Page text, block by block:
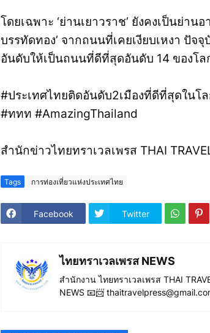
โดยเฉพาะ ‘ย่านเยาวราช’ ยังคงเป็นย่า
บรรทัดทอง’ จากถนนที่เคยเงียบเหงา ปั
อันดับให้เป็นถนนที่ดีที่สุดอันดับ 14 ของโล
#ประเทศไทยติดอันดับ2เมืองที่ดีที่สุดในโ
#ททท #AmazingThailand
สำนักข่าวไทยทราเวลเพรส THAI
Tags การท่องเที่ยวแห่งประเทศไทย
Facebook Twitter
ไทยทราเวลเพรส NEWS
สำนักงาน ไทยทราเวลเพรส THAI
NEWS 📧📨